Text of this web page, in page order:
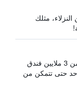
مثلك
يبحث HotelsCombined في أكثر من 3 ملايين فندق
حتى تتمكن من